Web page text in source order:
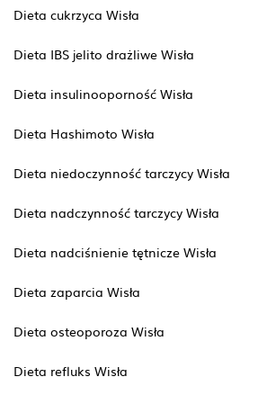
Dieta cukrzyca Wisła
Dieta IBS jelito drażliwe Wisła
Dieta insulinooporność Wisła
Dieta Hashimoto Wisła
Dieta niedoczynność tarczycy Wisła
Dieta nadczynność tarczycy Wisła
Dieta nadciśnienie tętnicze Wisła
Dieta zaparcia Wisła
Dieta osteoporoza Wisła
Dieta refluks Wisła